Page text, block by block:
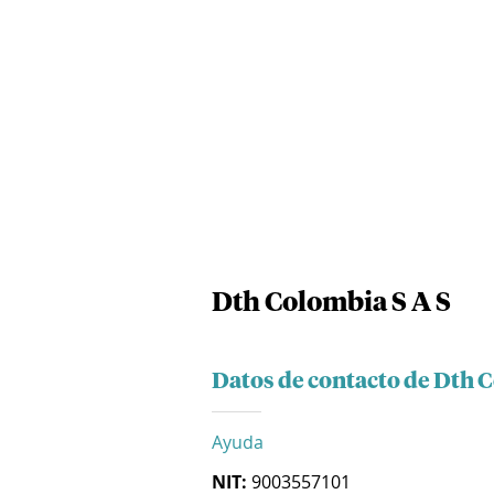
Dth Colombia S A S
Datos de contacto de Dth
Ayuda
NIT: 9003557101